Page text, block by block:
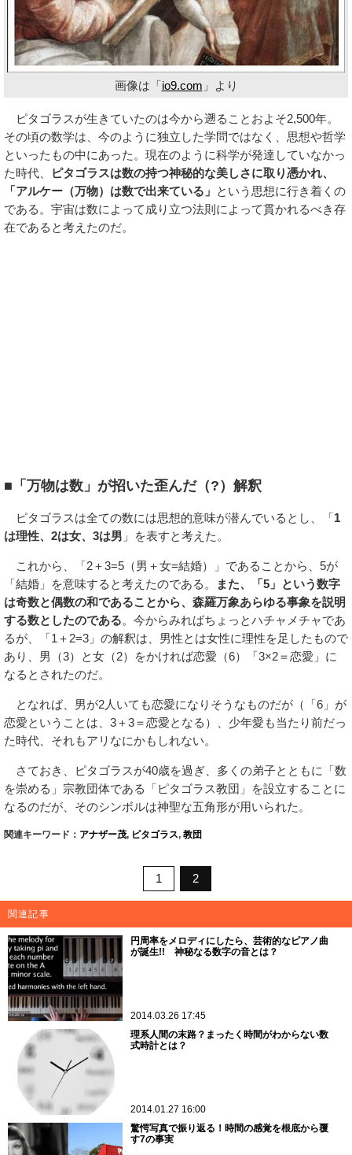
画像は「io9.com 」より
ピタゴラスが生きていたのは今から遡ることおよそ2,500年。
その頃の数学は、今のように独立した学問ではなく、思想や哲学
といったもの中にあった。現在のように科学が発達していなかっ
た時代、
ピタゴラスは数の持つ神秘的な美しさに取り憑かれ、
「アルケー（万物）は数で出来ている」 という思想に行き着くの
である。宇宙は数によって成り立つ法則によって貫かれるべき存
在であると考えたのだ。
■「万物は数」が招いた歪んだ（?）解釈
ピタゴラスは全ての数には思想的意味が潜んでいるとし、「1
は理性、2は女、3は男 」を表すと考えた。
これから、「2＋3=5（男＋女=結婚）」であることから、5が
「結婚」を意味すると考えたのである。
また、「5」という数字
は奇数と偶数の和であることから、森羅万象あらゆる事象を説明
する数としたのである。今からみればちょっとハチャメチャであ
るが、「1＋2=3」の解釈は、男性とは女性に理性を足したもので
あり、男（3）と女（2）をかければ恋愛（6）「3×2＝恋愛」に
なるとされたのだ。
となれば、男が2人いても恋愛になりそうなものだが（「6」が
恋愛ということは、3＋3＝恋愛となる）、少年愛も当たり前だっ
た時代、それもアリなにかもしれない。
さておき、ピタゴラスが40歳を過ぎ、多くの弟子とともに「数
を崇める」宗教団体である「ピタゴラス教団」を設立することに
なるのだが、そのシンボルは神聖な五角形が用いられた。
関連キーワード： アナザー茂, ピタゴラス, 教団
1 2
関連記事
円周率をメロディにしたら、芸術的なピアノ曲
が誕生!! 神秘なる数字の音とは？
2014.03.26 17:45
理系人間の末路？まったく時間がわからない数
式時計とは？
2014.01.27 16:00
驚愕写真で振り返る！時間の感覚を根底から覆
す7の事実